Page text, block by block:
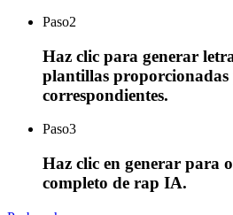
Paso2
Haz clic para generar
plantillas proporcionadas
correspondientes.
Paso3
Haz clic en generar para
completo de rap IA.